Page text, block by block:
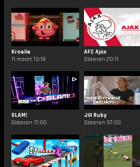
Kroelie
11 maart 13:18
AFC Ajax
Gisteren 20:11
SLAM!
Gisteren 17:00
Jill Ruby
Gisteren 07:00